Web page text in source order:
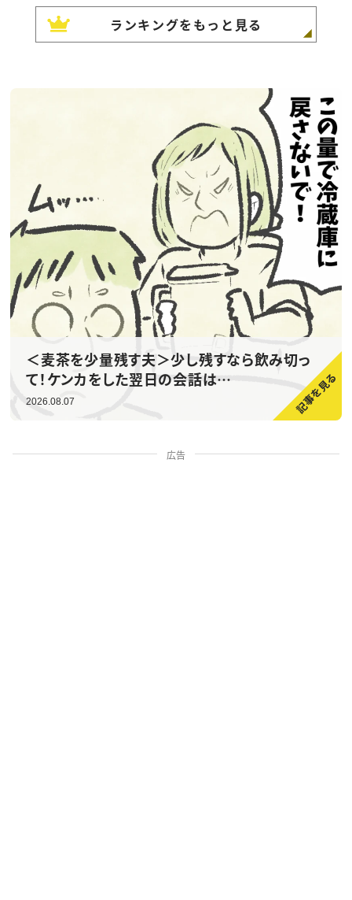
ランキングをもっと見る
＜麦茶を少量残す夫＞少し残すなら飲み切っ
て！ケンカをした翌日の会話は…
2026.08.07
広告